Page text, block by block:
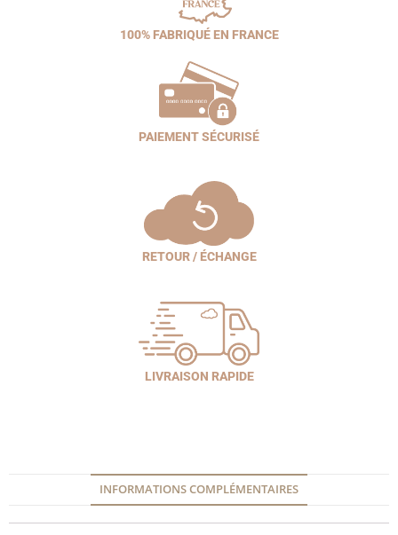
100% FABRIQUÉ EN FRANCE
PAIEMENT SÉCURISÉ
RETOUR / ÉCHANGE
LIVRAISON RAPIDE
INFORMATIONS COMPLÉMENTAIRES